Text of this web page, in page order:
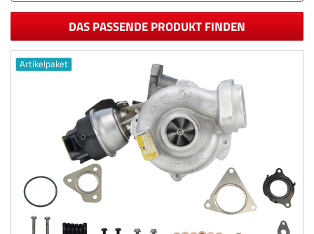
DAS PASSENDE PRODUKT FINDEN
Artikelpaket